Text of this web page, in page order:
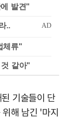
발견"
체류"
같아"
기술들이 단
해 남긴 '마지